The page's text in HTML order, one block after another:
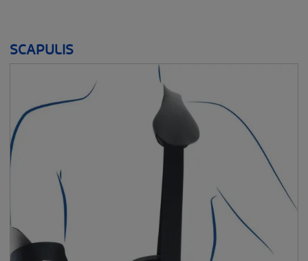
SCAPULIS